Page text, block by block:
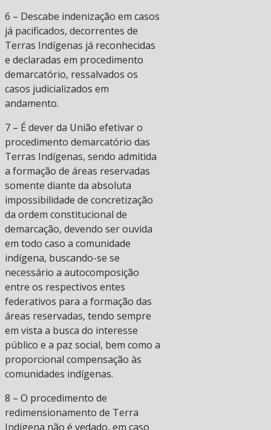
6 – Descabe indenização em casos
já pacificados, decorrentes de
Terras Indígenas já reconhecidas
e declaradas em procedimento
demarcatório, ressalvados os
casos judicializados em
andamento.
7 – É dever da União efetivar o
procedimento demarcatório das
Terras Indígenas, sendo admitida
a formação de áreas reservadas
somente diante da absoluta
impossibilidade de concretização
da ordem constitucional de
demarcação, devendo ser ouvida
em todo caso a comunidade
indígena, buscando-se se
necessário a autocomposição
entre os respectivos entes
federativos para a formação das
áreas reservadas, tendo sempre
em vista a busca do interesse
público e a paz social, bem como a
proporcional compensação às
comunidades indígenas.
8 – O procedimento de
redimensionamento de Terra
Indígena não é vedado, em caso